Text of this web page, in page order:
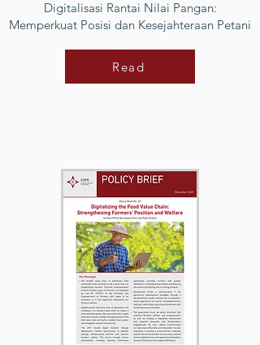
Digitalisasi Rantai Nilai Pangan:
Memperkuat Posisi dan Kesejahteraan Petani
Read